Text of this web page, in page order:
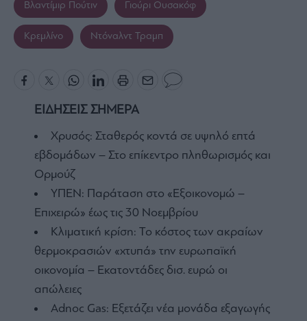
Βλαντίμιρ Πούτιν Γιούρι Ουσακόφ
Κρεμλίνο Ντόναλντ Τραμπ
ΕΙΔΗΣΕΙΣ ΣΗΜΕΡΑ
Χρυσός: Σταθερός κοντά σε υψηλό επτά
εβδομάδων – Στο επίκεντρο πληθωρισμός και
Ορμούζ
ΥΠΕΝ: Παράταση στο «Εξοικονομώ –
Επιχειρώ» έως τις 30 Νοεμβρίου
Κλιματική κρίση: Το κόστος των ακραίων
θερμοκρασιών «χτυπά» την ευρωπαϊκή
οικονομία – Εκατοντάδες δισ. ευρώ οι
απώλειες
Adnoc Gas: Εξετάζει νέα μονάδα εξαγωγής